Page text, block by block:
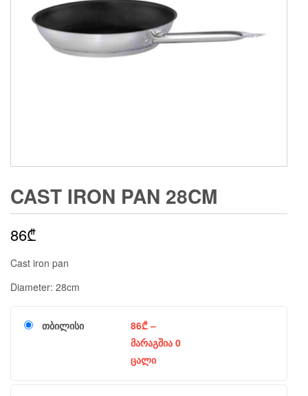
CAST IRON PAN 28CM
86₾
Cast iron pan
Diameter: 28cm
თბილისი 86₾–
მარაგშია 0
ცალი